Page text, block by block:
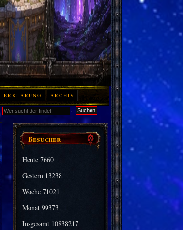
ERKLÄRUNG ARCHIV
. Suchen
Besucher
Heute7660
Gestern 13238
Woche71021
Monat99373
Insgesamt 10838217